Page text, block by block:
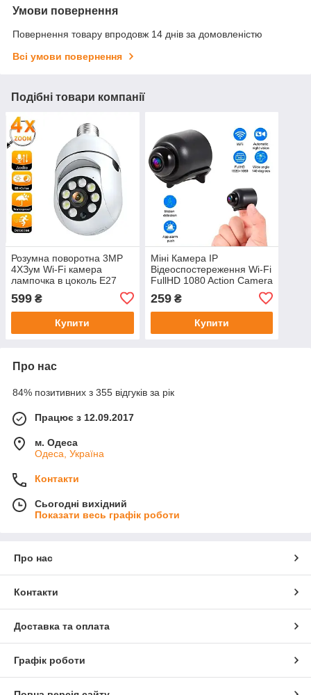
Умови повернення
Повернення товару впродовж 14 днів за домовленістю
Всі умови повернення
Подібні товари компанії
Розумна поворотна 3MP
4XЗум Wi-Fi камера
лампочка в цоколь E27
для відеоспостереження з
відстеженням руху
Бездротова ZS031A
599 ₴
Купити
Міні Камера IP
Відеоспостереження Wi-Fi
FullHD 1080 Action Camera
Датчиком руху
прихованого
спостереження
259₴
Купити
Про нас
84% позитивних з 355 відгуків за рік
Працює з 12.09.2017
м. Одеса
Одеса, Україна
Контакти
Сьогодні вихідний
Показати весь графік роботи
Про нас
Контакти
Доставка та оплата
Графік роботи